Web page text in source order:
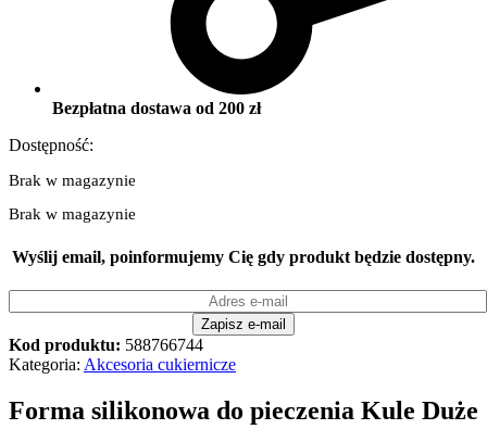
Bezpłatna dostawa od 200 zł
Dostępność:
Brak w magazynie
Brak w magazynie
Wyślij email, poinformujemy Cię gdy produkt będzie dostępny.
Kod produktu: 588766744
Kategoria: Akcesoria cukiernicze
Forma silikonowa do pieczenia Kule Duże